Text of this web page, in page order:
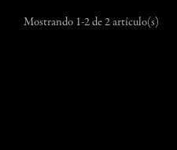
Mostrando 1-2 de 2 artículo(s)